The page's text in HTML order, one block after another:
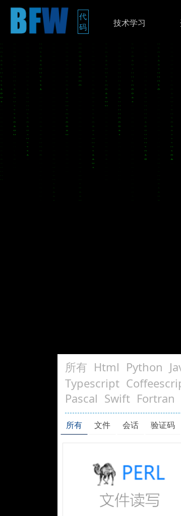
代
码
技术学习
所有 Html Python
Typescript
Pascal Swift Fortran
所有 文件 会话 验证码